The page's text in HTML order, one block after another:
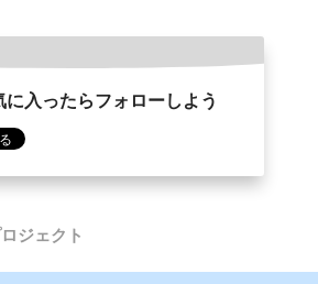
に入ったらフォローしよう
ジェクト